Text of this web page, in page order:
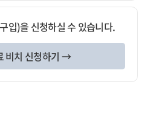
입)을 신청하실 수 있습니다.
비치 신청하기 →